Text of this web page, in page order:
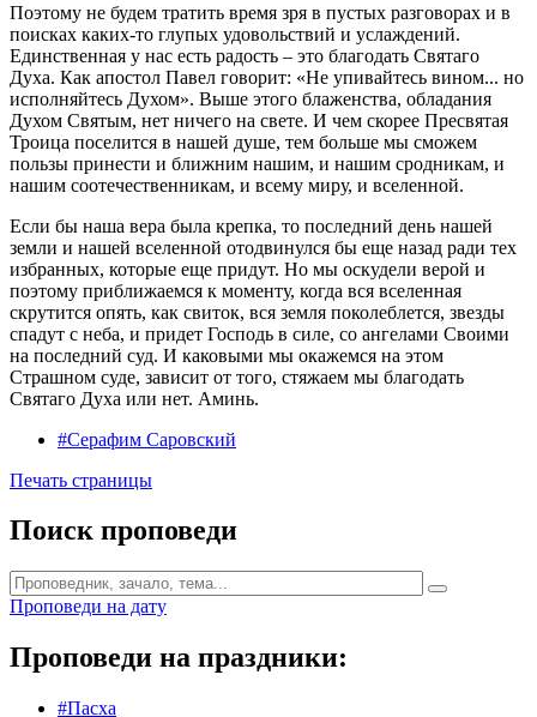
Поэтому не будем тратить время зря в пустых разговорах и в
поисках каких-то глупых удовольствий и услаждений.
Единственная у нас есть радость – это благодать Святаго
Духа. Как апостол Павел говорит: «Не упивайтесь вином... но
исполняйтесь Духом». Выше этого блаженства, обладания
Духом Святым, нет ничего на свете. И чем скорее Пресвятая
Троица поселится в нашей душе, тем больше мы сможем
пользы принести и ближним нашим, и нашим сродникам, и
нашим соотечественникам, и всему миру, и вселенной.
Если бы наша вера была крепка, то последний день нашей
земли и нашей вселенной отодвинулся бы еще назад ради тех
избранных, которые еще придут. Но мы оскудели верой и
поэтому приближаемся к моменту, когда вся вселенная
скрутится опять, как свиток, вся земля поколеблется, звезды
спадут с неба, и придет Господь в силе, со ангелами Своими
на последний суд. И каковыми мы окажемся на этом
Страшном суде, зависит от того, стяжаем мы благодать
Святаго Духа или нет. Аминь.
#Серафим Саровский
Печать страницы
Поиск проповеди
Проповеди на дату
Проповеди на праздники:
#Пасха